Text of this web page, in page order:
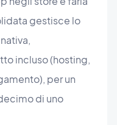
gestisce lo
incluso (hosting,
per un
di uno